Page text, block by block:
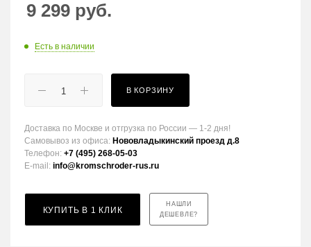
9 299 руб.
Есть в наличии
В КОРЗИНУ
Доставка по Москве и отгрузка по России — 1-2 дня!
Самовывоз из офиса: Нововладыкинский проезд д.8
Телефон: +7 (495) 268-05-03
E-mail: info@kromschroder-rus.ru
КУПИТЬ В 1 КЛИК
НАШЛИ
ДЕШЕВЛЕ?